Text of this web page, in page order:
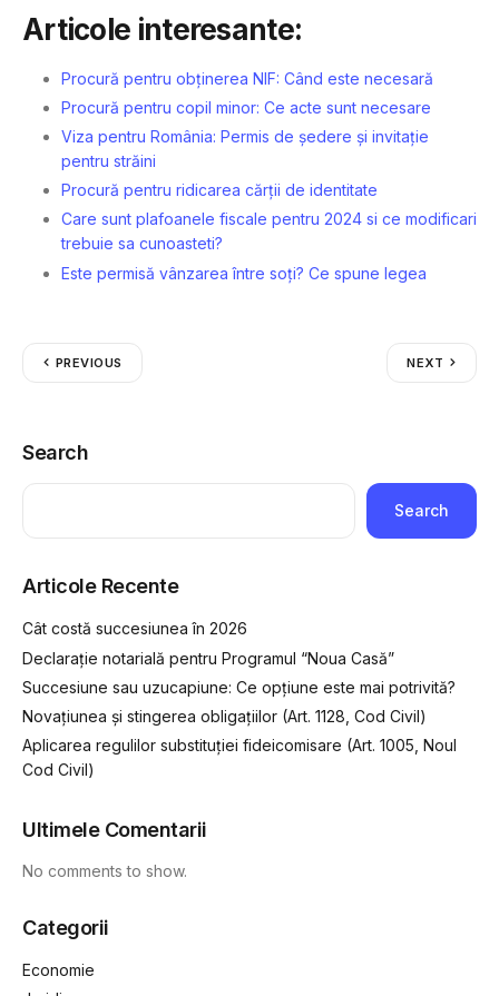
Articole interesante:
Procură pentru obținerea NIF: Când este necesară
Procură pentru copil minor: Ce acte sunt necesare
Viza pentru România: Permis de ședere și invitație
pentru străini
Procură pentru ridicarea cărții de identitate
Care sunt plafoanele fiscale pentru 2024 si ce modificari
trebuie sa cunoasteti?
Este permisă vânzarea între soți? Ce spune legea
PREVIOUS NEXT
Search
Search
Articole Recente
Cât costă succesiunea în 2026
Declarație notarială pentru Programul “Noua Casă”
Succesiune sau uzucapiune: Ce opțiune este mai potrivită?
Novațiunea și stingerea obligațiilor (Art. 1128, Cod Civil)
Aplicarea regulilor substituției fideicomisare (Art. 1005, Noul
Cod Civil)
Ultimele Comentarii
No comments to show.
Categorii
Economie